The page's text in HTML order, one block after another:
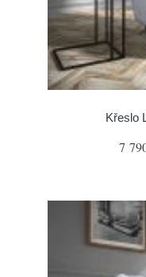
Křeslo
7